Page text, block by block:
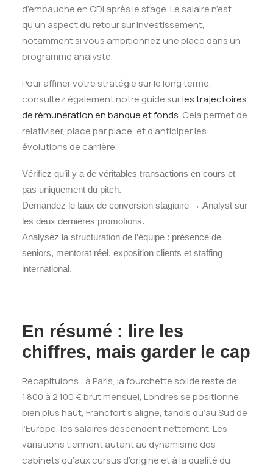
d’embauche en CDI après le stage. Le salaire n’est
qu’un aspect du retour sur investissement,
notamment si vous ambitionnez une place dans un
programme analyste.
Pour affiner votre stratégie sur le long terme,
consultez également notre guide surles trajectoires
de rémunération en banque et fonds. Cela permet de
relativiser, place par place, et d’anticiper les
évolutions de carrière.
Vérifiez qu’il y a de véritables transactions en cours et
pas uniquement du pitch.
Demandez le taux de conversion stagiaire → Analyst sur
les deux dernières promotions.
Analysez la structuration de l’équipe : présence de
seniors, mentorat réel, exposition clients et staffing
international.
En résumé : lire les
chiffres, mais garder le cap
Récapitulons : à Paris, la fourchette solide reste de
1 800 à 2 100 € brut mensuel, Londres se positionne
bien plus haut, Francfort s’aligne, tandis qu’au Sud de
l’Europe, les salaires descendent nettement. Les
variations tiennent autant au dynamisme des
cabinets qu’aux cursus d’origine et à la qualité du